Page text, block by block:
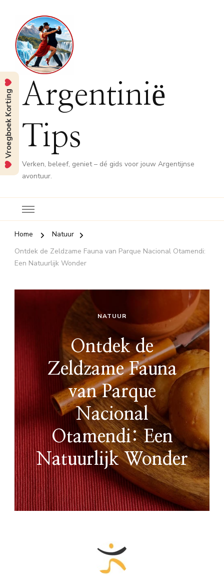
Argentinië
Tips
Verken, beleef, geniet – dé gids voor jouw Argentijnse
avontuur.
Home
Natuur
Ontdek de Zeldzame Fauna van Parque Nacional Otamendi:
Een Natuurlijk Wonder
NATUUR
Ontdek de
Zeldzame Fauna
van Parque
Nacional
Otamendi: Een
Natuurlijk Wonder
Vroegboek Korting